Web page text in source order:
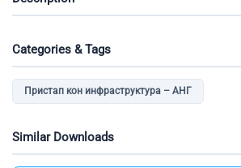
Categories & Tags
Пристап кон инфраструктура – АНГ
Similar Downloads